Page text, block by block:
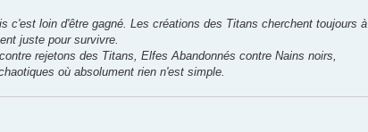
c'est loin d'être gagné. Les créations des Titans cherchent toujours à
juste pour survivre.
rejetons des Titans, Elfes Abandonnés contre Nains noirs,
où absolument rien n'est simple.